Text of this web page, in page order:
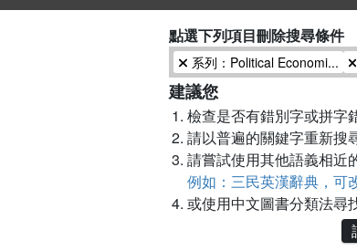
點選下列項目刪除搜尋條件
系列：Political Economi...
建議您
檢查是否有錯別字或拼字
請以普遍的關鍵字重新搜
請嘗試使用其他語義相近
例如：三民英漢辭典，可
或使用中文圖書分類法尋